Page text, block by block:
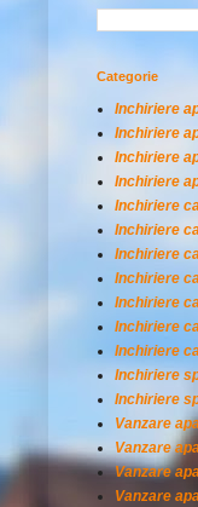
Categorie
Inchiriere
Inchiriere
Inchiriere
Inchiriere
Inchiriere
Inchiriere
Inchiriere
Inchiriere
Inchiriere
Inchiriere
Inchiriere
Inchiriere
Inchiriere
Vanzare
Vanzare
Vanzare
Vanzare